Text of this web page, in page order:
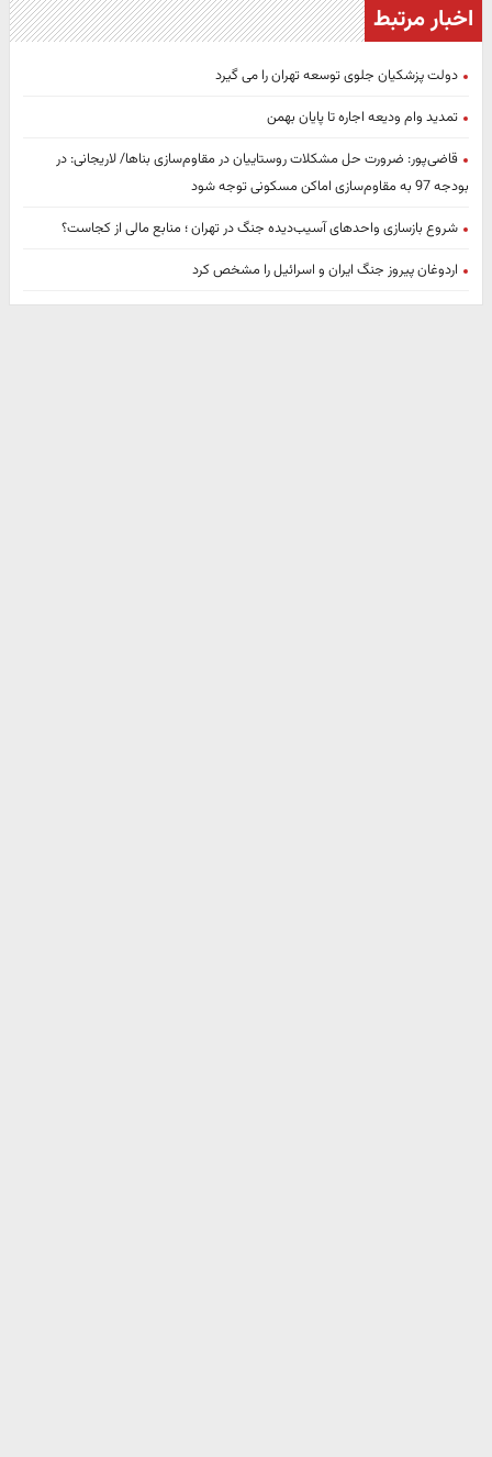
اخبار مرتبط
دولت پزشکیان جلوی توسعه تهران را می گیرد
تمدید وام ودیعه اجاره تا پایان بهمن
قاضی‌پور: ضرورت حل مشکلات روستاییان در مقاوم‌سازی بناها/ لاریجانی: در
بودجه 97 به مقاوم‌سازی اماکن مسکونی توجه شود
شروع بازسازی واحدهای آسیب‌دیده جنگ در تهران ؛ منابع مالی از کجاست؟
اردوغان پیروز جنگ ایران و اسرائیل را مشخص کرد